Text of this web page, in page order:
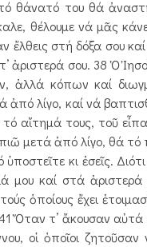
θάνατό του θά
θέλουμε νά μᾶς
στή δόξα σου καί
ἀριστερά σου. 38 Ὁ
ἀλλά κόπων καί
λίγο, καί νά
αἴτημά τους, τοῦ
μετά ἀπό λίγο, θά τό
κι ἐσεῖς. Διότι
μου καί στά ἀριστερά
ὁποίους ἔχει
Ὅταν τ’ ἄκουσαν αὐτά
οἱ ὁποῖοι ζητοῦσαν